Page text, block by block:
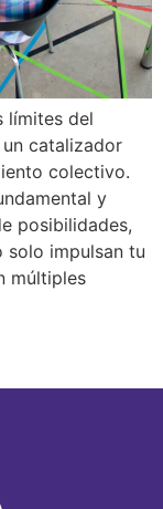
límites del
catalizador
colectivo.
y
posibilidades,
solo impulsan tu
múltiples